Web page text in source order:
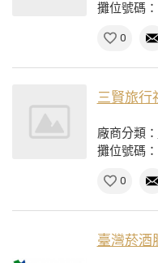
攤位號碼
0
三賢旅行
廠商分類：
攤位號碼
0
臺灣菸酒